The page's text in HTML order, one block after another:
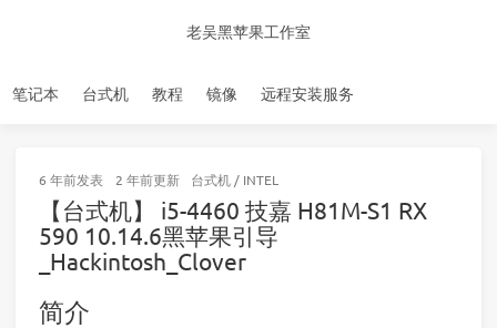
老吴黑苹果工作室
笔记本 台式机 教程 镜像 远程安装服务
6 年前发表 2 年前更新 台式机 / INTEL
【台式机】 i5-4460 技嘉 H81M-S1 RX
590 10.14.6黑苹果引导
_Hackintosh_Clover
简介